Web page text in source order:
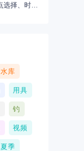
水库
用具
钓
视频
夏季